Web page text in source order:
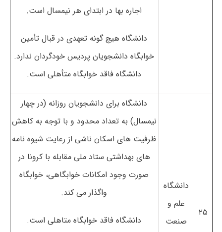
اجاره بها در ابتدای هر نیمسال است.
دانشگاه هیچ گونه تعهدی در قبال تأمین
خوابگاه دانشجویان پردیس خودگردان ندارد.
دانشگاه فاقد خوابگاه متأهلی است.
۲۵
دانشگاه
علم و
صنعت
دانشگاه برای دانشجویان روزانه (در چهار
نیمسال) به تعداد محدود و با توجه به کاهش
ظرفیت های اسکان ناشی از رعایت شیوه نامه
های بهداشتی ستاد ملی مقابله با کرونا در
صورت وجود امکانات خوابگاهی، خوابگاه
واگذار می کند.
دانشگاه فاقد خوابگاه متاهلی است.